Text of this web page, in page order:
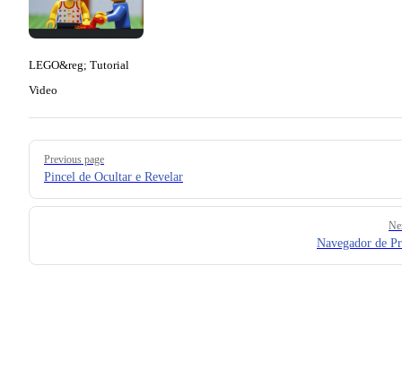
LEGO&reg; Tutorial
Video
Pager
Previous page
Pincel de Ocultar e Revelar
Navegador de